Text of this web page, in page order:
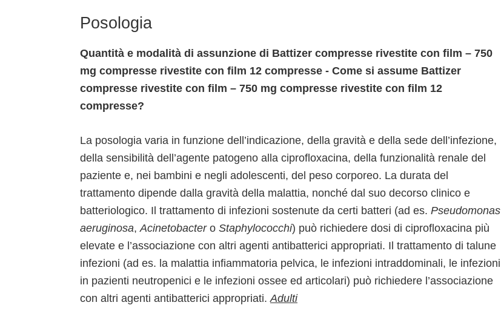
Posologia
Quantità e modalità di assunzione di Battizer compresse rivestite con film – 750
mg compresse rivestite con film 12 compresse - Come si assume Battizer
compresse rivestite con film – 750 mg compresse rivestite con film 12
compresse?
La posologia varia in funzione dell’indicazione, della gravità e della sede dell’infezione,
della sensibilità dell’agente patogeno alla ciprofloxacina, della funzionalità renale del
paziente e, nei bambini e negli adolescenti, del peso corporeo. La durata del
trattamento dipende dalla gravità della malattia, nonché dal suo decorso clinico e
batteriologico. Il trattamento di infezioni sostenute da certi batteri (ad es. Pseudomonas
aeruginosa, Acinetobactero Staphylococchi) può richiedere dosi di ciprofloxacina più
elevate e l’associazione con altri agenti antibatterici appropriati. Il trattamento di talune
infezioni (ad es. la malattia infiammatoria pelvica, le infezioni intraddominali, le infezioni
in pazienti neutropenici e le infezioni ossee ed articolari) può richiedere l’associazione
con altri agenti antibatterici appropriati. Adulti